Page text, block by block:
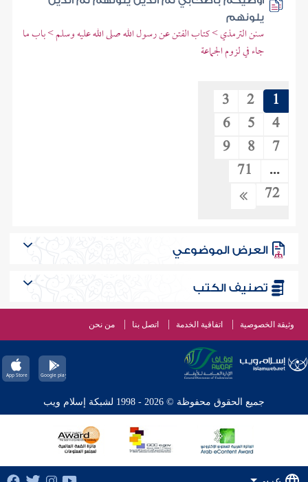
يلونهم
سنن الترمذي > كتاب الفتن عن رسول الله صلى الله عليه وسلم > باب ما
جاء في لزوم الجماعة
1
2
3
4
5
6
7
8
9
...
71
72
العرض الموضوعي
تصنيف الكتب
وثيقة الخصوصية اتفاقية الخدمة اتصل بنا من نحن
جميع الحقوق محفوظة © 2026 - 1998 لشبكة إسلام ويب